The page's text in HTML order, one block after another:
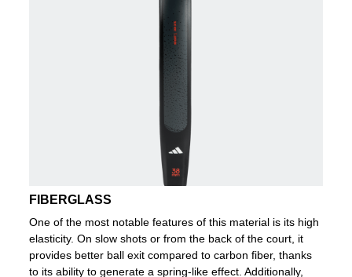
FIBERGLASS
One of the most notable features of this material is its high
elasticity. On slow shots or from the back of the court, it
provides better ball exit compared to carbon fiber, thanks
to its ability to generate a spring-like effect. Additionally,